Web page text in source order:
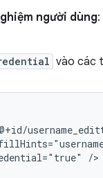
người dùng
vào các
/>